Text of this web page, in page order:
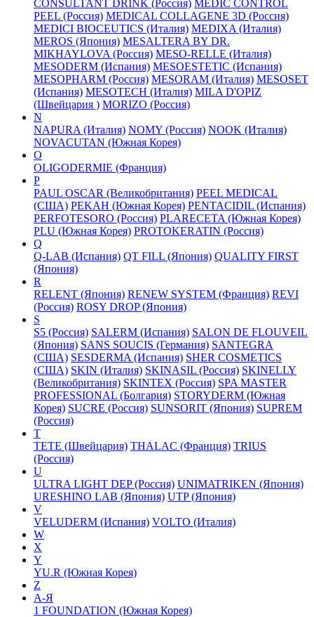
CONSULTANT DRINK (Россия) MEDIC CONTROL
PEEL (Россия) MEDICAL COLLAGENE 3D (Россия)
MEDICI BIOCEUTICS (Италия) MEDIXA (Италия)
MEROS (Япония) MESALTERA BY DR.
MIKHAYLOVA (Россия) MESO-RELLE (Италия)
MESODERM (Испания) MESOESTETIC (Испания)
MESOPHARM (Россия) MESORAM (Италия) MESOSET
(Испания) MESOTECH (Италия) MILA D'OPIZ
(Швейцария ) MORIZO (Россия)
N
NAPURA (Италия) NOMY (Россия) NOOK (Италия)
NOVACUTAN (Южная Корея)
O
OLIGODERMIE (Франция)
P
PAUL OSCAR (Великобритания) PEEL MEDICAL
(США) PEKAH (Южная Корея) PENTACIDIL (Испания)
PERFOTESORO (Россия) PLARECETA (Южная Корея)
PLU (Южная Корея) PROTOKERATIN (Россия)
Q
Q-LAB (Испания) QT FILL (Япония) QUALITY FIRST
(Япония)
R
RELENT (Япония) RENEW SYSTEM (Франция) REVI
(Россия) ROSY DROP (Япония)
S
S5 (Россия) SALERM (Испания) SALON DE FLOUVEIL
(Япония) SANS SOUCIS (Германия) SANTEGRA
(США) SESDERMA (Испания) SHER COSMETICS
(США) SKIN (Италия) SKINASIL (Россия) SKINELLY
(Великобритания) SKINTEX (Россия) SPA MASTER
PROFESSIONAL (Болгария) STORYDERM (Южная
Корея) SUCRE (Россия) SUNSORIT (Япония) SUPREM
(Россия)
T
TETE (Швейцария) THALAC (Франция) TRIUS
(Россия)
U
ULTRA LIGHT DEP (Россия) UNIMATRIKEN (Япония)
URESHINO LAB (Япония) UTP (Япония)
V
VELUDERM (Испания) VOLTO (Италия)
W
X
Y
YU.R (Южная Корея)
Z
А-Я
1 FOUNDATION (Южная Корея)